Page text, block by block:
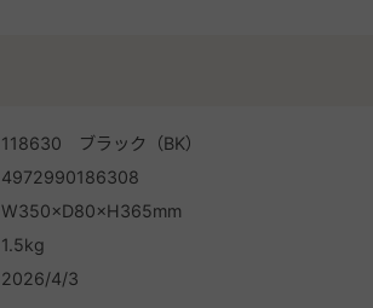
118630 ブラック（BK）
4972990186308
W350×D80×H365mm
1.5kg
2026/4/3